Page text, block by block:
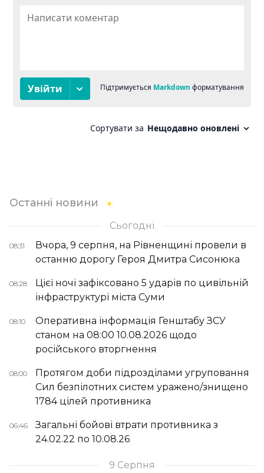
Останні новини
Сьогодні
08:31
Вчора, 9 серпня, на Рівненщині провели в
останню дорогу Героя Дмитра Сисонюка
08:28
Цієї ночі зафіксовано 5 ударів по цивільній
інфраструктурі міста Суми
08:10
Оперативна інформація Генштабу ЗСУ
станом на 08:00 10.08.2026 щодо
російського вторгнення
08:00
Протягом доби підрозділами угруповання
Сил безпілотних систем уражено/знищено
1784 цілей противника
06:46
Загальні бойові втрати противника з
24.02.22 по 10.08.26
9 Серпня